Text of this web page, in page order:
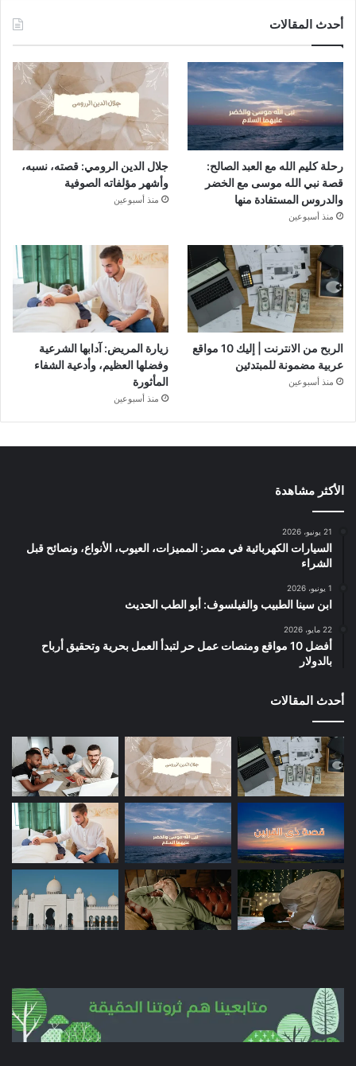
أحدث المقالات
رحلة كليم الله مع العبد الصالح:
قصة نبي الله موسى مع الخضر
والدروس المستفادة منها
منذ أسبوعين
جلال الدين الرومي: قصته، نسبه،
وأشهر مؤلفاته الصوفية
منذ أسبوعين
الربح من الانترنت | إليك 10 مواقع
عربية مضمونة للمبتدئين
منذ أسبوعين
زيارة المريض: آدابها الشرعية
وفضلها العظيم، وأدعية الشفاء
المأثورة
منذ أسبوعين
الأكثر مشاهدة
21 يونيو، 2026
السيارات الكهربائية في مصر: المميزات، العيوب، الأنواع، ونصائح قبل
الشراء
1 يونيو، 2026
ابن سينا الطبيب والفيلسوف: أبو الطب الحديث
22 مايو، 2026
أفضل 10 مواقع ومنصات عمل حر لتبدأ العمل بحرية وتحقيق أرباح
بالدولار
أحدث المقالات